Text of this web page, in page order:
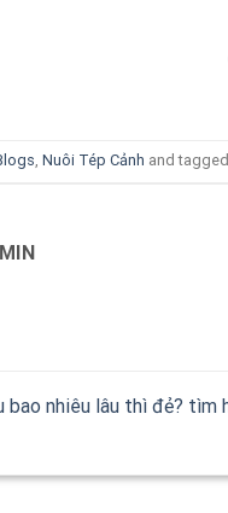
,Nuôi Tép Cảnh and
bao nhiêu lâu thì đẻ? tìm